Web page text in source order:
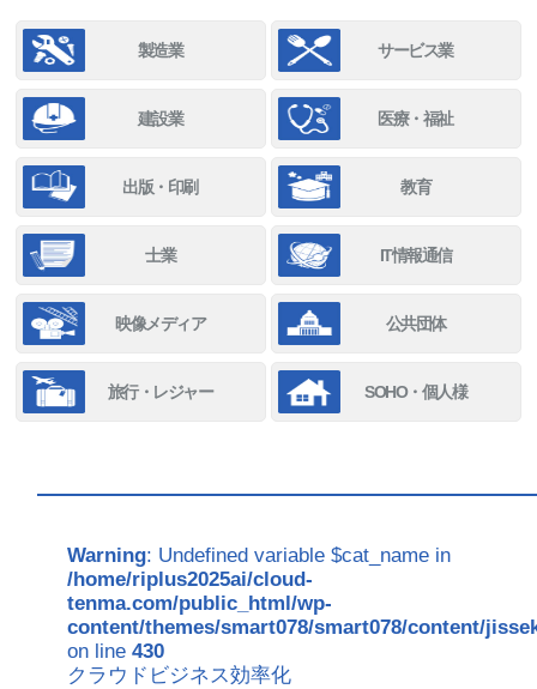
製造業 サービス業
建設業 医療・福祉
出版・印刷 教育
士業 IT情報通信
映像メディア 公共団体
旅行・レジャー SOHO・個人様
Warning: Undefined variable $cat_name in
/home/riplus2025ai/cloud-
tenma.com/public_html/wp-
content/themes/smart078/smart078/content/
on line430
クラウドビジネス効率化